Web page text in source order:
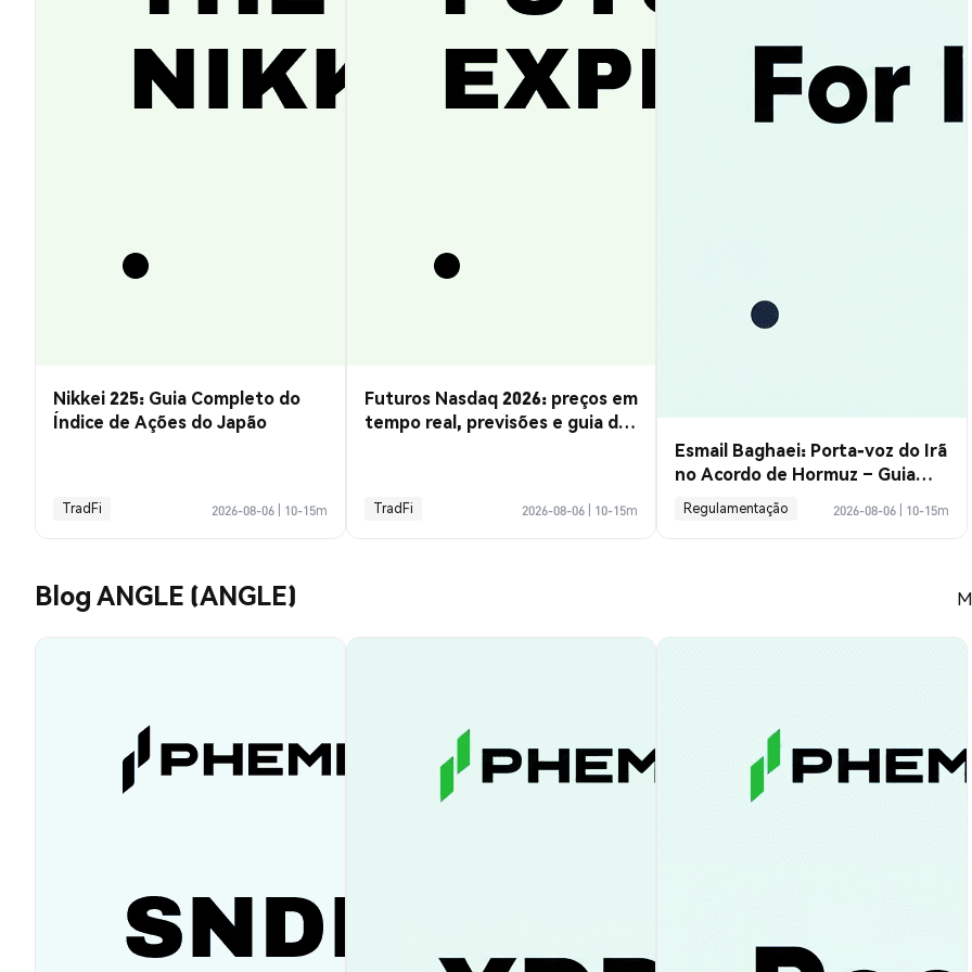
Nikkei 225: Guia Completo do
Índice de Ações do Japão
TradFi 2026-08-06 10-15m
Futuros Nasdaq 2026: preços em
tempo real, previsões e guia de
TradFi 2026-08-06 10-15m
Esmail Baghaei: Porta-voz do Irã
no Acordo de Hormuz – Guia
Completo
Regulamentação 2026-08-06 10-15m
Blog ANGLE (ANGLE)